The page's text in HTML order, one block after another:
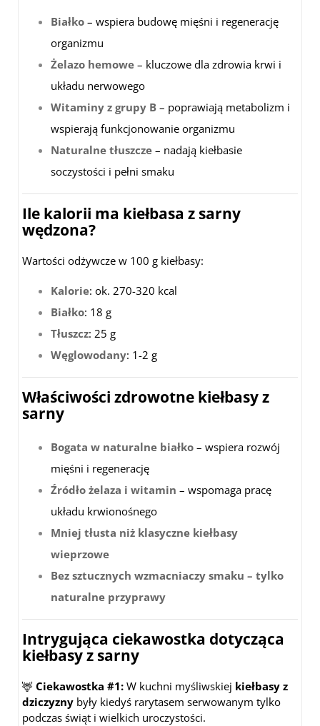
Białko – wspiera budowę mięśni i regenerację
organizmu
Żelazo hemowe – kluczowe dla zdrowia krwi i
układu nerwowego
Witaminy z grupy B – poprawiają metabolizm i
wspierają funkcjonowanie organizmu
Naturalne tłuszcze – nadają kiełbasie
soczystości i pełni smaku
Ile kalorii ma kiełbasa z sarny
wędzona?
Wartości odżywcze w 100 g kiełbasy:
Kalorie: ok. 270-320 kcal
Białko: 18 g
Tłuszcz: 25 g
Węglowodany: 1-2 g
Właściwości zdrowotne kiełbasy z
sarny
Bogata w naturalne białko – wspiera rozwój
mięśni i regenerację
Źródło żelaza i witamin – wspomaga pracę
układu krwionośnego
Mniej tłusta niż klasyczne kiełbasy
wieprzowe
Bez sztucznych wzmacniaczy smaku – tylko
naturalne przyprawy
Intrygująca ciekawostka dotycząca
kiełbasy z sarny
🦌 Ciekawostka #1: W kuchni myśliwskiej kiełbasy z
dziczyzny były kiedyś rarytasem serwowanym tylko
podczas świąt i wielkich uroczystości.